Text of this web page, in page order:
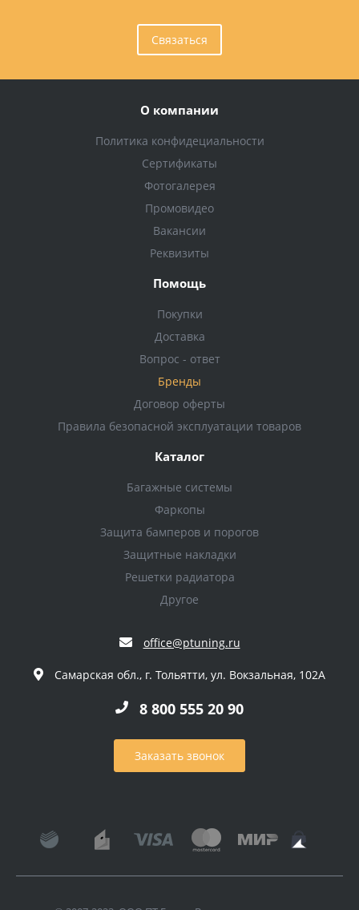
Связаться
О компании
Политика конфидециальности
Сертификаты
Фотогалерея
Промовидео
Вакансии
Реквизиты
Помощь
Покупки
Доставка
Вопрос - ответ
Бренды
Договор оферты
Правила безопасной эксплуатации товаров
Каталог
Багажные системы
Фаркопы
Защита бамперов и порогов
Защитные накладки
Решетки радиатора
Другое
office@ptuning.ru
Самарская обл., г. Тольятти, ул. Вокзальная, 102А
8 800 555 20 90
Заказать звонок